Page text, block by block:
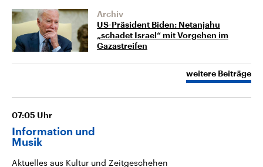
Archiv
US-Präsident Biden: Netanjahu
„schadet Israel“ mit Vorgehen im
Gazastreifen
weitere Beiträge
07:05 Uhr
Information und
Musik
Aktuelles aus Kultur und Zeitgeschehen